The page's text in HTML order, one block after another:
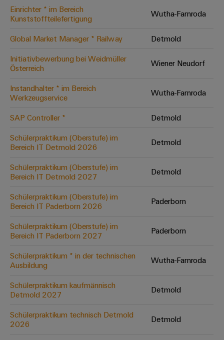
Modifizierte
und
bestückte
Kundenspezifische
Kabelkonfektionierung
Praxisnahe
Unsere Neuheiten
im Bereich
Einrichter * im Bereich
Kunststoffteilefertigung
Wutha-Farnroda
Global Market Manager * Railway
Detmold
Initiativbewerbung bei Weidmüller
Österreich
Wiener Neudorf
Instandhalter * im Bereich
Werkzeugservice
Wutha-Farnroda
SAP Controller *
Detmold
Schülerpraktikum (Oberstufe) im
Bereich IT Detmold 2026
Detmold
Schülerpraktikum (Oberstufe) im
Bereich IT Detmold 2027
Detmold
Schülerpraktikum (Oberstufe) im
Bereich IT Paderborn 2026
Paderborn
Schülerpraktikum (Oberstufe) im
Bereich IT Paderborn 2027
Paderborn
Schülerpraktikum * in der technischen
Ausbildung
Wutha-Farnroda
Schülerpraktikum kaufmännisch
Detmold 2027
Detmold
Schülerpraktikum technisch Detmold
2026
Detmold